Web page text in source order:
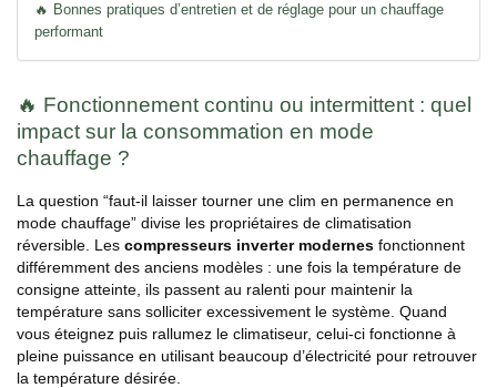
🔥 Bonnes pratiques d’entretien et de réglage pour un chauffage
performant
🔥 Fonctionnement continu ou intermittent : quel
impact sur la consommation en mode
chauffage ?
La question “faut-il laisser tourner une clim en permanence en
mode chauffage” divise les propriétaires de climatisation
réversible. Les compresseurs inverter modernes fonctionnent
différemment des anciens modèles : une fois la température de
consigne atteinte, ils passent au ralenti pour maintenir la
température sans solliciter excessivement le système. Quand
vous éteignez puis rallumez le climatiseur, celui-ci fonctionne à
pleine puissance en utilisant beaucoup d’électricité pour retrouver
la température désirée.